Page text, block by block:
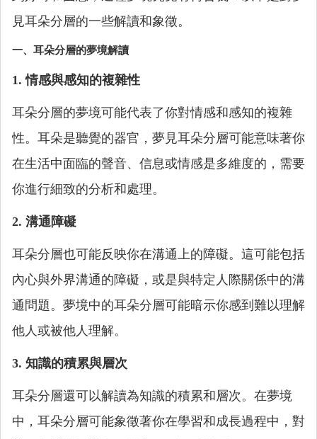
見耳朵分層的一些解讀和象徵。
一、耳朵分層的夢境解讀
1. 情感與感知的複雜性
耳朵分層的夢境可能代表了你對情感和感知的複雜
性。耳朵是聽覺的器官，夢見耳朵分層可能意味著你
在生活中面臨的聲音、信息或情感是多維度的，需要
你進行細致的分析和處理。
2. 溝通障礙
耳朵分層也可能反映你在溝通上的障礙。這可能包括
內心與外界溝通的障礙，或是與特定人際關係中的溝
通問題。夢境中的耳朵分層可能暗示你感到難以理解
他人或被他人理解。
3. 知識的積累與層次
耳朵分層還可以解讀為知識的積累和層次。在夢境
中，耳朵分層可能象徵著你在學習和成長過程中，對